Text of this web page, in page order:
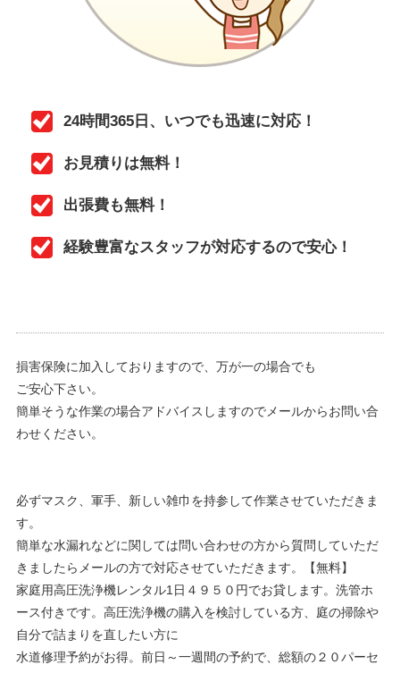
24時間365日、いつでも迅速に対応！
お見積りは無料！
出張費も無料！
経験豊富なスタッフが対応するので安心！
損害保険に加入しておりますので、万が一の場合でも
ご安心下さい。
簡単そうな作業の場合アドバイスしますのでメールからお問い合
わせください。
必ずマスク、軍手、新しい雑巾を持参して作業させていただきま
す。
簡単な水漏れなどに関しては問い合わせの方から質問していただ
きましたらメールの方で対応させていただきます。【無料】
家庭用高圧洗浄機レンタル1日４９５０円でお貸します。洗管ホ
ース付きです。高圧洗浄機の購入を検討している方、庭の掃除や
自分で詰まりを直したい方に
水道修理予約がお得。前日～一週間の予約で、総額の２０パーセ